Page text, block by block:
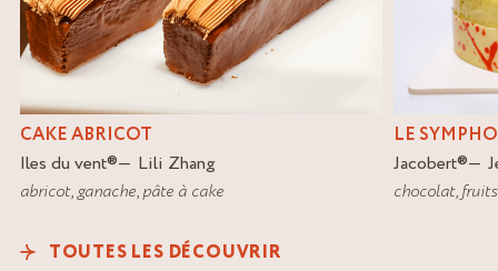
CAKE ABRICOT
Iles du vent®
Lili Zhang
abricot,ganache,pâte à cake
LE
Jacobert®
chocolat,
TOUTES LES DÉCOUVRIR